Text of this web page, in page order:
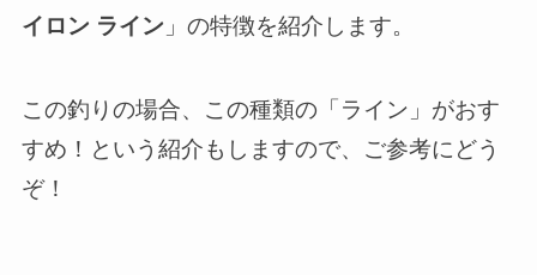
イロン ライン 」の特徴を紹介します。
この釣りの場合、この種類の「ライン」がおす
すめ！という紹介もしますので、ご参考にどう
ぞ！